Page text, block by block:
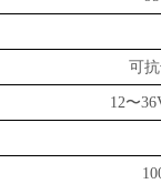
可
12〜